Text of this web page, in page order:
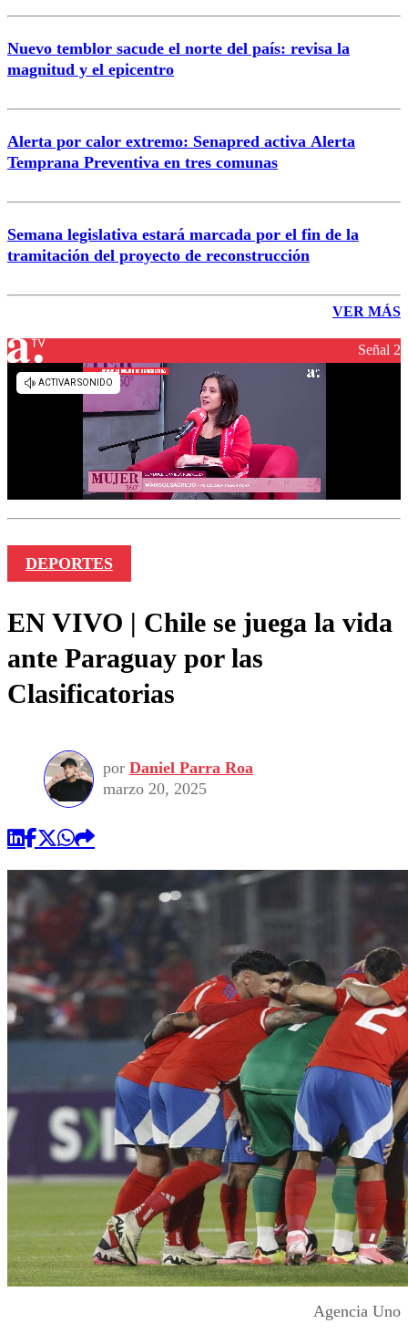
Nuevo temblor sacude el norte del país: revisa la
magnitud y el epicentro
Alerta por calor extremo: Senapred activa Alerta
Temprana Preventiva en tres comunas
Semana legislativa estará marcada por el fin de la
tramitación del proyecto de reconstrucción
VER MÁS
Señal 2
DEPORTES
EN VIVO | Chile se juega la vida
ante Paraguay por las
Clasificatorias
por Daniel Parra Roa
marzo 20, 2025
Agencia Uno